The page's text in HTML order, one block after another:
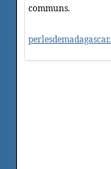
communs.